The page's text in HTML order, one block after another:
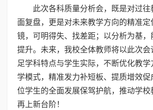
此次各科质量分析会，既是对过
面复盘，更是对未来教学方向的精准定
镜，可明得失、找差距；以分析为基，
提升。未来，我校全体教师将以此次会
足学科特点与学生实际，不断优化教
学模式，精准发力补短板、提质增效
位学生的全面发展保驾护航，推动学校
再上新台阶！